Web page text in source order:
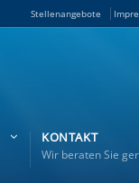
Stellenangebote
KONTAKT
Wir beraten Sie